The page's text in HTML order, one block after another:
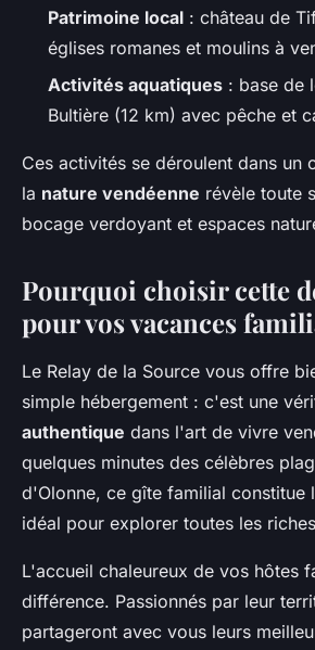
Patrimoine local : château de
églises romanes et moulins à
Activités aquatiques : base de
Bultière (12 km) avec pêche et
Ces activités se déroulent dans un
la nature vendéenne révèle toute
bocage verdoyant et espaces
Pourquoi choisir cette
pour vos vacances
Le Relay de la Source vous offre
simple hébergement : c'est une
authentique dans l'art de vivre
quelques minutes des célèbres
d'Olonne, ce gîte familial constitue
idéal pour explorer toutes les
L'accueil chaleureux de vos hôtes
différence. Passionnés par leur
partageront avec vous leurs